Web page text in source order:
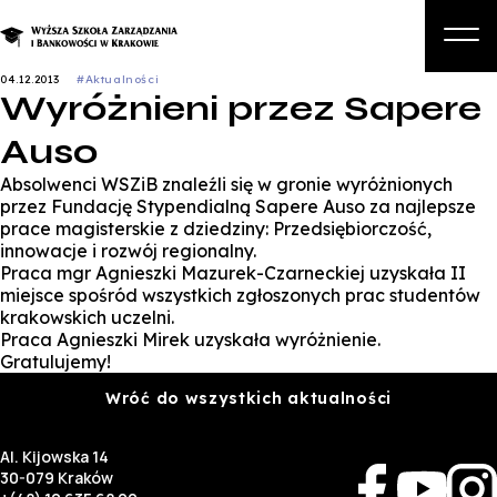
O nas
Studia podyplomowe i kursy
Kandydat
Student
Zapisz się na studia
04.12.2013 #Aktualności
Wyróżnieni przez Sapere
Auso
Absolwenci WSZiB znaleźli się w gronie wyróżnionych
przez Fundację Stypendialną Sapere Auso za najlepsze
prace magisterskie z dziedziny: Przedsiębiorczość,
innowacje i rozwój regionalny.
Praca mgr Agnieszki Mazurek-Czarneckiej uzyskała II
miejsce spośród wszystkich zgłoszonych prac studentów
krakowskich uczelni.
Praca Agnieszki Mirek uzyskała wyróżnienie.
Gratulujemy!
Wróć do wszystkich aktualności
Al. Kijowska 14
30-079 Kraków